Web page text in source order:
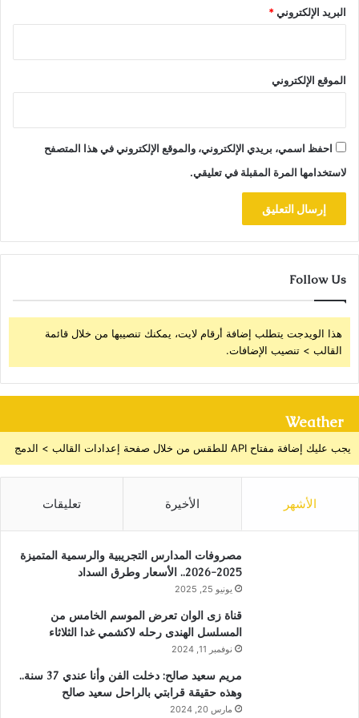
البريد الإلكتروني*
الموقع الإلكتروني
احفظ اسمي، بريدي الإلكتروني، والموقع الإلكتروني في هذا المتصفح
لاستخدامها المرة المقبلة في تعليقي.
Follow Us
هذا الويدجت يتطلب إضافة أرقام لايت، يمكنك تنصيبها من خلال قائمة
القالب > تنصيب الإضافات.
Weather
يجب عليك إضافة مفتاح API للطقس من خلال صفحة إعدادات القالب > الدمج
الأشهر الأخيرة تعليقات
مصروفات المدارس التجريبية والرسمية المتميزة
2025-2026.. الأسعار وطرق السداد
يونيو 25, 2025
قناة زى الوان تعرض الموسم الخامس من
المسلسل الهندى رحله لاكشمي غدا الثلاثاء
نوفمبر 11, 2024
مريم سعيد صالح: دخلت الفن وأنا عندي 37 سنة..
وهذه حقيقة قرابتي بالراحل سعيد صالح
مارس 20, 2024